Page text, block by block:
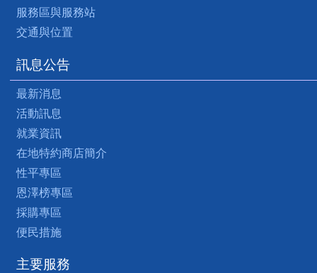
服務區與服務站
交通與位置
訊息公告
最新消息
活動訊息
就業資訊
在地特約商店簡介
性平專區
恩澤榜專區
採購專區
便民措施
主要服務